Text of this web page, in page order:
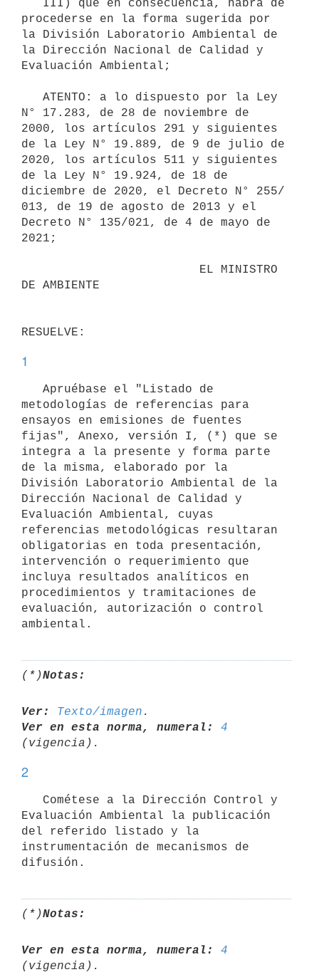
procederse en la forma sugerida por
la División Laboratorio Ambiental de
la Dirección Nacional de Calidad y
Evaluación Ambiental;
N° 17.283, de 28 de noviembre de
2000, los artículos 291 y siguientes
de la Ley N° 19.889, de 9 de julio de
2020, los artículos 511 y siguientes
de la Ley N° 19.924, de 18 de
diciembre de 2020, el Decreto N° 255/
013, de 19 de agosto de 2013 y el
Decreto N° 135/021, de 4 de mayo de
2021;
DE AMBIENTE
1
metodologías de referencias para
ensayos en emisiones de fuentes
fijas", Anexo, versión I, (*) que se
integra a la presente y forma parte
de la misma, elaborado por la
División Laboratorio Ambiental de la
Dirección Nacional de Calidad y
Evaluación Ambiental, cuyas
referencias metodológicas resultaran
obligatorias en toda presentación,
intervención o requerimiento que
incluya resultados analíticos en
procedimientos y tramitaciones de
evaluación, autorización o control
ambiental.
(*)Notas:
Ver: Texto/imagen
Ver en esta norma, numeral:
4
2
Evaluación Ambiental la publicación
del referido listado y la
instrumentación de mecanismos de
(*)Notas:
Ver en esta norma, numeral:
4